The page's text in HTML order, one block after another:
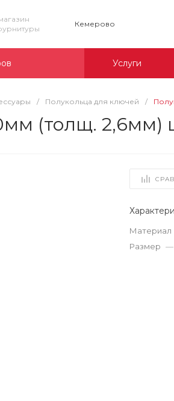
Кемерово
Услуги
/ Полукольца для ключей /
(толщ. 2,6мм)
Материал
Размер —